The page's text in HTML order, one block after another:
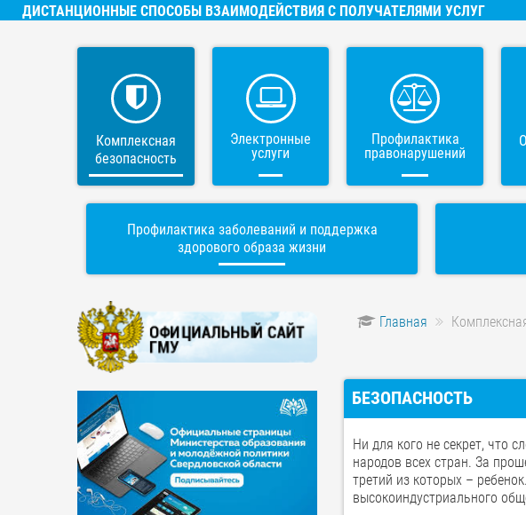
ДИСТАНЦИОННЫЕ СПОСОБЫ ВЗАИМОДЕЙСТВИЯ С ПОЛУЧАТЕЛЯМИ УСЛУГ
Комплексная
безопасность
Электронные
услуги
Профилактика
правонарушений
Профилактика заболеваний и поддержка
здорового образа жизни
Главная
БЕЗОПАСНОСТЬ
Ни для кого не секрет, что
народов всех стран. За
третий из которых –
высокоиндустриального